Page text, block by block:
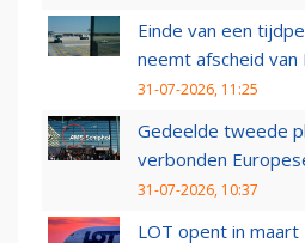
Einde van een
neemt afscheid van
31-07-2026, 11:25
Gedeelde tweede
verbonden
31-07-2026, 10:37
LOT opent in